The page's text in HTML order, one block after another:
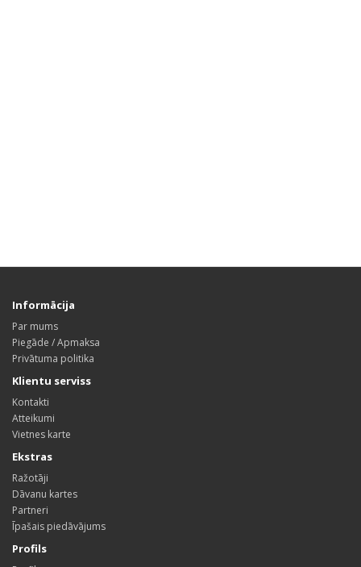
Informācija
Par mums
Piegāde / Apmaksa
Privātuma politika
Klientu serviss
Kontakti
Atteikumi
Vietnes karte
Ekstras
Ražotāji
Dāvanu kartes
Partneri
Īpašais piedāvājums
Profils